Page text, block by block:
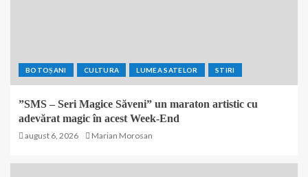
BOTOȘANI CULTURA LUMEA SATELOR STIRI
”SMS – Seri Magice Săveni” un maraton artistic cu
adevărat magic în acest Week-End
august 6, 2026 Marian Morosan